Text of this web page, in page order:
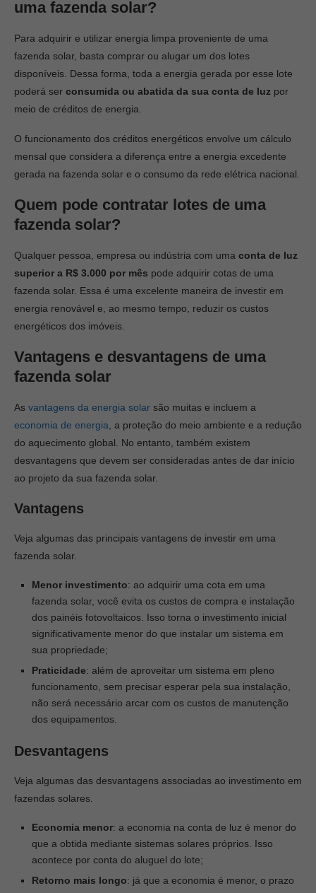
uma fazenda solar?
Para adquirir e utilizar energia limpa proveniente de uma
fazenda solar, basta comprar ou alugar um dos lotes
disponíveis. Dessa forma, toda a energia gerada por esse lote
poderá ser consumida ou abatida da sua conta de luz por
meio de créditos de energia.
O funcionamento dos créditos energéticos envolve um cálculo
mensal que considera a diferença entre a energia excedente
gerada na fazenda solar e o consumo da rede elétrica nacional.
Quem pode contratar lotes de uma
fazenda solar?
Qualquer pessoa, empresa ou indústria com uma conta de luz
superior a R$ 3.000 por mês pode adquirir cotas de uma
fazenda solar. Essa é uma excelente maneira de investir em
energia renovável e, ao mesmo tempo, reduzir os custos
energéticos dos imóveis.
Vantagens e desvantagens de uma
fazenda solar
As vantagens da energia solar são muitas e incluem a
economia de energia , a proteção do meio ambiente e a redução
do aquecimento global. No entanto, também existem
desvantagens que devem ser consideradas antes de dar início
ao projeto da sua fazenda solar.
Vantagens
Veja algumas das principais vantagens de investir em uma
fazenda solar.
Menor investimento: ao adquirir uma cota em uma
fazenda solar, você evita os custos de compra e instalação
dos painéis fotovoltaicos. Isso torna o investimento inicial
significativamente menor do que instalar um sistema em
sua propriedade;
Praticidade: além de aproveitar um sistema em pleno
funcionamento, sem precisar esperar pela sua instalação,
não será necessário arcar com os custos de manutenção
dos equipamentos.
Desvantagens
Veja algumas das desvantagens associadas ao investimento em
fazendas solares.
Economia menor: a economia na conta de luz é menor do
que a obtida mediante sistemas solares próprios. Isso
acontece por conta do aluguel do lote;
Retorno mais longo: já que a economia é menor, o prazo